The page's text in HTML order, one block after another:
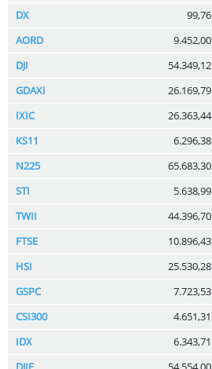
DX 99,76
AORD 9.452,00
DJI 54.349,12
GDAXI 26.169,79
IXIC 26.363,44
KS11 6.296,38
N225 65.683,30
STI 5.638,99
TWII 44.396,70
FTSE 10.896,43
HSI 25.530,28
GSPC 7.723,53
CSI300 4.651,31
IDX 6.343,71